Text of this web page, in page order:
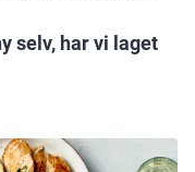
selv, har vi laget